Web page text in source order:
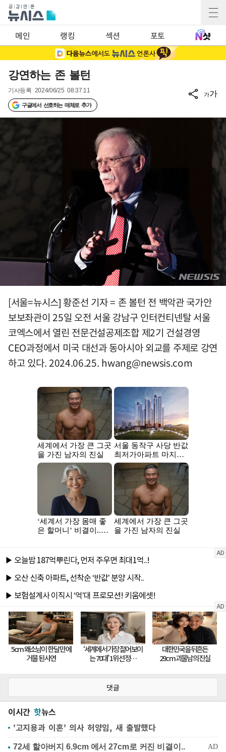
메인 랭킹 섹션 포토
강연하는 존 볼턴
기사등록 2024/06/25 08:37:11
구글에서 선호하는 매체로 추가
가가
[서울=뉴시스] 황준선 기자 = 존 볼턴 전 백악관 국가안
보보좌관이 25일 오전 서울 강남구 인터컨티넨탈 서울
코엑스에서 열린 전문건설공제조합 제2기 건설경영
CEO과정에서 미국 대선과 동아시아 외교를 주제로 강연
하고 있다. 2024.06.25. hwang@newsis.com
댓글
이시간 핫뉴스
'고지용과 이혼' 의사 허양임, 새 출발했다